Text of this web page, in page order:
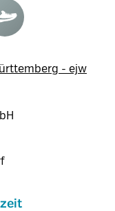
- ejw